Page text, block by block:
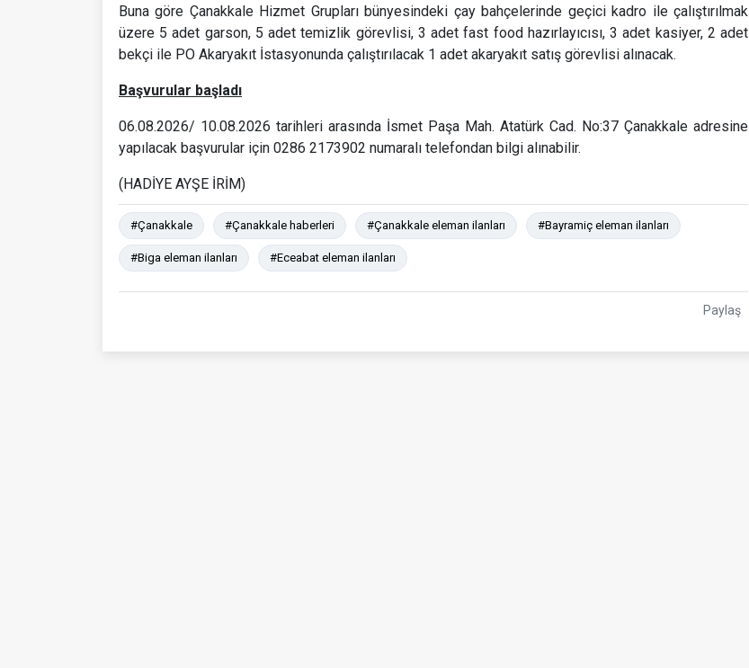
Buna göre Çanakkale Hizmet Grupları bünyesindeki çay bahçelerinde geçici kadro ile çalıştırılmak
üzere 5 adet garson, 5 adet temizlik görevlisi, 3 adet fast food hazırlayıcısı, 3 adet kasiyer, 2 adet
bekçi ile PO Akaryakıt İstasyonunda çalıştırılacak 1 adet akaryakıt satış görevlisi alınacak.
Başvurular başladı
06.08.2026/ 10.08.2026 tarihleri arasında İsmet Paşa Mah. Atatürk Cad. No:37 Çanakkale adresine
yapılacak başvurular için 0286 2173902 numaralı telefondan bilgi alınabilir.
(HADİYE AYŞE İRİM)
#Çanakkale #Çanakkale haberleri #Çanakkale eleman ilanları #Bayramiç eleman ilanları
#Biga eleman ilanları #Eceabat eleman ilanları
Paylaş